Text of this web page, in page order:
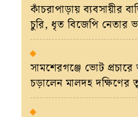
কাঁচরাপাড়ায় ব্যবসায়ীর
চুরি, ধৃত বিজেপি নেতার
সামশেরগঞ্জে ভোট
চড়ালেন মালদহ দক্ষিণের